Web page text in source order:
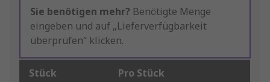
Sie benötigen mehr? Benötigte Menge
eingeben und auf „Lieferverfügbarkeit
überprüfen“ klicken.
Stück Pro Stück